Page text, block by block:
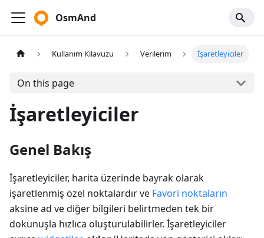
OsmAnd
Kullanım Kılavuzu Verilerim İşaretleyiciler
On this page
İşaretleyiciler
Genel Bakış
İşaretleyiciler, harita üzerinde bayrak olarak
işaretlenmiş özel noktalardır ve Favori noktaların
aksine ad ve diğer bilgileri belirtmeden tek bir
dokunuşla hızlıca oluşturulabilirler. İşaretleyiciler